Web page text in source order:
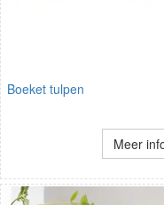
Boeket tulpen
Meer